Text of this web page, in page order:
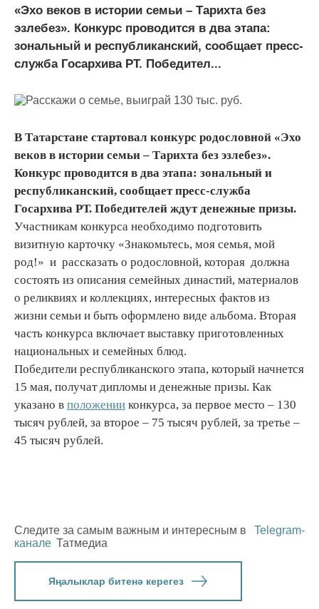
«Эхо веков в истории семьи – Тарихта без
эзлебез». Конкурс проводится в два этапа:
зональный и республиканский, сообщает пресс-
служба Госархива РТ. Победител...
В Татарстане стартовал конкурс родословной «Эхо
веков в истории семьи – Тарихта без эзлебез».
Конкурс проводится в два этапа: зональный и
республиканский, сообщает пресс-служба
Госархива РТ. Победителей ждут денежные призы.
Участникам конкурса необходимо подготовить
визитную карточку «Знакомьтесь, моя семья, мой
род!» и рассказать о родословной, которая должна
состоять из описания семейных династий, материалов
о реликвиях и коллекциях, интересных фактов из
жизни семьи и быть оформлено виде альбома. Вторая
часть конкурса включает выставку приготовленных
национальных и семейных блюд.
Победители республиканского этапа, который начнется
15 мая, получат дипломы и денежные призы. Как
указано в положении конкурса, за первое место – 130
тысяч рублей, за второе – 75 тысяч рублей, за третье –
45 тысяч рублей.
Следите за самым важным и интересным в
Telegram-
канале Татмедиа
Яңалыклар битенә керегез